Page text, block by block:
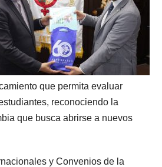
que permita evaluar
reconociendo la
que busca abrirse a nuevos
y Convenios de la